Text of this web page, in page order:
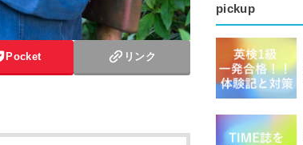
Pocket リンク
pickup